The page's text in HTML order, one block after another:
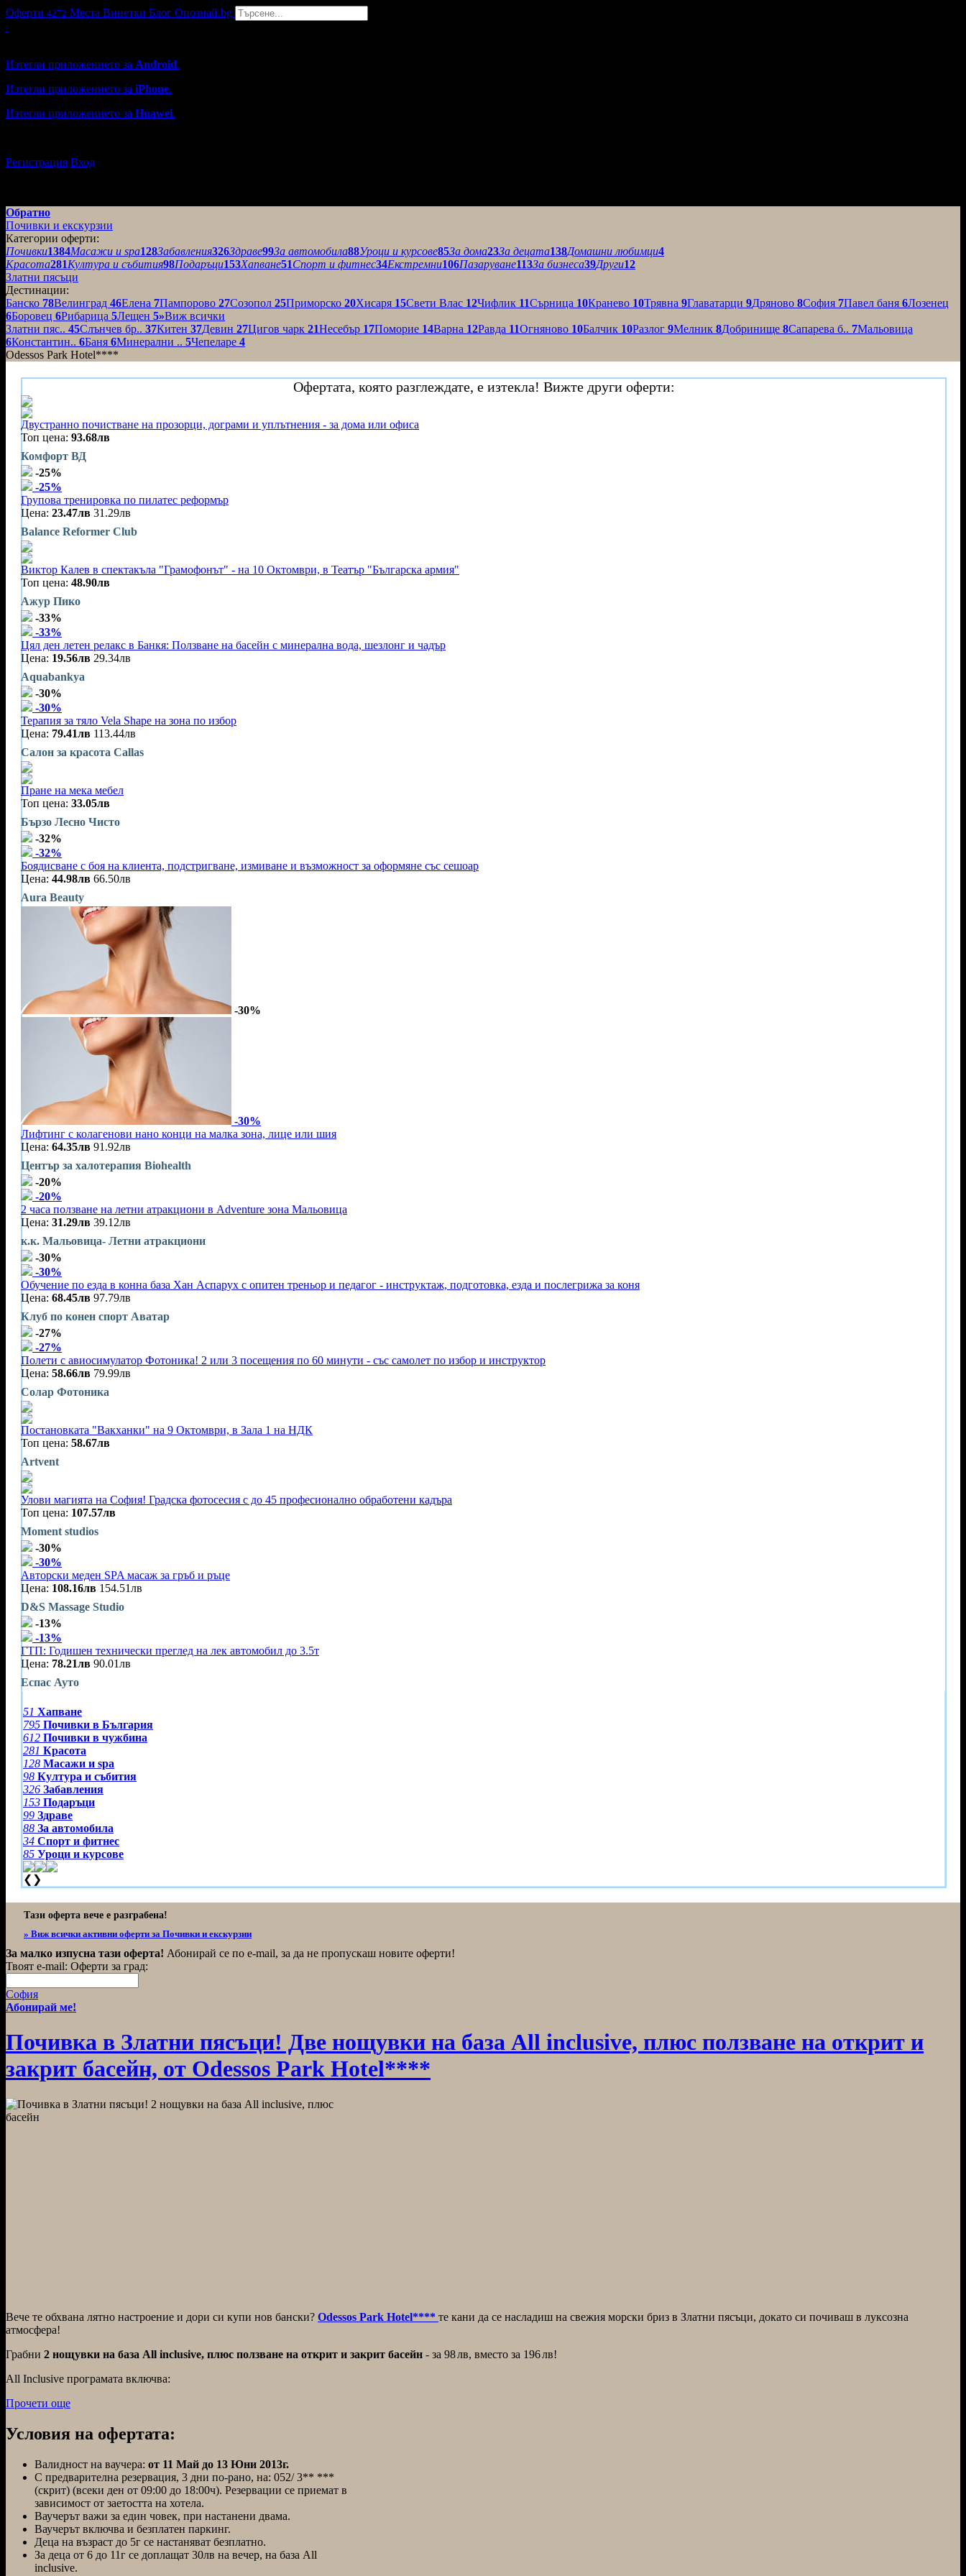
Оферти 4272 Места Винетки Блог Опознай.bg
Изтегли приложението за Android.
Изтегли приложението за iPhone.
Изтегли приложението за Huawei.
Регистрация Вход
Обратно
Почивки и екскурзии
Категории оферти:
Почивки1384Масажи и spa128Забавления326Здраве99За автомобила88Уроци и курсове85За дома23За децата138Домашни любимци4
Красота281Култура и събития98Подаръци153Хапване51Спорт и фитнес34Екстремни106Пазаруване113За бизнеса39Други12
Златни пясъци
Дестинации:
Банско 78Велинград 46Елена 7Пампорово 27Созопол 25Приморско 20Хисаря 15Свети Влас 12Чифлик 11Сърница 10Кранево 10Трявна 9Главатарци 9Дряново 8София 7Павел баня 6Лозенец
6Боровец 6Рибарица 5Лещен 5»Виж всички
Златни пяс.. 45Слънчев бр.. 37Китен 37Девин 27Цигов чарк 21Несебър 17Поморие 14Варна 12Равда 11Огняново 10Балчик 10Разлог 9Мелник 8Добринище 8Сапарева б.. 7Мальовица
6Константин.. 6Баня 6Минерални .. 5Чепеларе 4
Odessos Park Hotel****
Офертата, която разглеждате, е изтекла! Вижте други оферти:
Двустранно почистване на прозорци, дограми и уплътнения - за дома или офиса
Топ цена: 93.68лв
Комфорт ВД
-25%
-25%
Групова тренировка по пилатес реформър
Цена: 23.47лв 31.29лв
Balance Reformer Club
Виктор Калев в спектакъла "Грамофонът" - на 10 Октомври, в Театър "Българска армия"
Топ цена: 48.90лв
Ажур Пико
-33%
-33%
Цял ден летен релакс в Банкя: Ползване на басейн с минерална вода, шезлонг и чадър
Цена: 19.56лв 29.34лв
Aquabankya
-30%
-30%
Терапия за тяло Vela Shape на зона по избор
Цена: 79.41лв 113.44лв
Салон за красота Callas
Пране на мека мебел
Топ цена: 33.05лв
Бързо Лесно Чисто
-32%
-32%
Боядисване с боя на клиента, подстригване, измиване и възможност за оформяне със сешоар
Цена: 44.98лв 66.50лв
Aura Beauty
-30%
-30%
Лифтинг с колагенови нано конци на малка зона, лице или шия
Цена: 64.35лв 91.92лв
Център за халотерапия Biohealth
-20%
-20%
2 часа ползване на летни атракциони в Adventure зона Мальовица
Цена: 31.29лв 39.12лв
к.к. Мальовица- Летни атракциони
-30%
-30%
Обучение по езда в конна база Хан Аспарух с опитен треньор и педагог - инструктаж, подготовка, езда и послегрижа за коня
Цена: 68.45лв 97.79лв
Клуб по конен спорт Аватар
-27%
-27%
Полети с авиосимулатор Фотоника! 2 или 3 посещения по 60 минути - със самолет по избор и инструктор
Цена: 58.66лв 79.99лв
Солар Фотоника
Постановката "Вакханки" на 9 Октомври, в Зала 1 на НДК
Топ цена: 58.67лв
Artvent
Улови магията на София! Градска фотосесия с до 45 професионално обработени кадъра
Топ цена: 107.57лв
Moment studios
-30%
-30%
Авторски меден SPA масаж за гръб и ръце
Цена: 108.16лв 154.51лв
D&S Massage Studio
-13%
-13%
ГТП: Годишен технически преглед на лек автомобил до 3.5т
Цена: 78.21лв 90.01лв
Еспас Ауто
51 Хапване
795 Почивки в България
612 Почивки в чужбина
281 Красота
128 Масажи и spa
98 Култура и събития
326 Забавления
153 Подаръци
99 Здраве
88 За автомобила
34 Спорт и фитнес
85 Уроци и курсове
❮ ❯
Тази оферта вече е разграбена!
» Виж всички активни оферти за Почивки и екскурзии
За малко изпусна тази оферта! Абонирай се по e-mail, за да не пропускаш новите оферти!
Твоят e-mail: Оферти за град:
София
Абонирай ме!
Почивка в Златни пясъци! Две нощувки на база Аll inclusive, плюс ползване на открит и
закрит басейн, от Odessos Park Hotel****
Вече те обхвана лятно настроение и дори си купи нов бански? Odessos Park Hotel**** те кани да се насладиш на свежия морски бриз в Златни пясъци, докато си почиваш в луксозна
атмосфера!
Грабни 2 нощувки на база Аll inclusive, плюс ползване на открит и закрит басейн - за 98лв, вместо за 196лв!
All Inclusive програмата включва:
Прочети още
Условия на офертата:
Валидност на ваучера: от 11 Май до 13 Юни 2013г.
С предварителна резервация, 3 дни по-рано, на: 052/ 3** ***
(скрит) (всеки ден от 09:00 до 18:00ч). Резервации се приемат в
зависимост от заетостта на хотела.
Ваучерът важи за един човек, при настанени двама.
Ваучерът включва и безплатен паркинг.
Деца на възраст до 5г се настаняват безплатно.
За деца от 6 до 11г се доплащат 30лв на вечер, на база Аll
inclusive.